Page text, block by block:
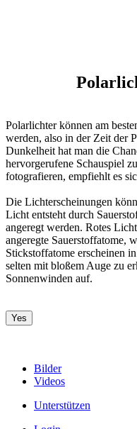
Polarlichter können am
werden, also in der Zeit der
Dunkelheit hat man die
hervorgerufene Schauspiel
fotografieren, empfiehlt es
Die Lichterscheinungen
Licht entsteht durch
angeregt werden. Rotes
angeregte Sauerstoffatome,
Stickstoffatome erscheinen
selten mit bloßem Auge zu
Sonnenwinden auf.
Yes
Bilder
Videos
Unterstützen